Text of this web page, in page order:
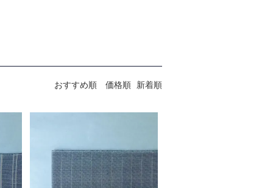
おすすめ順 価格順 新着順